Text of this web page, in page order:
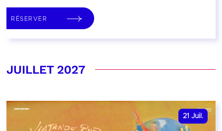
RÉSERVER
JUILLET 2027
21 Juil.